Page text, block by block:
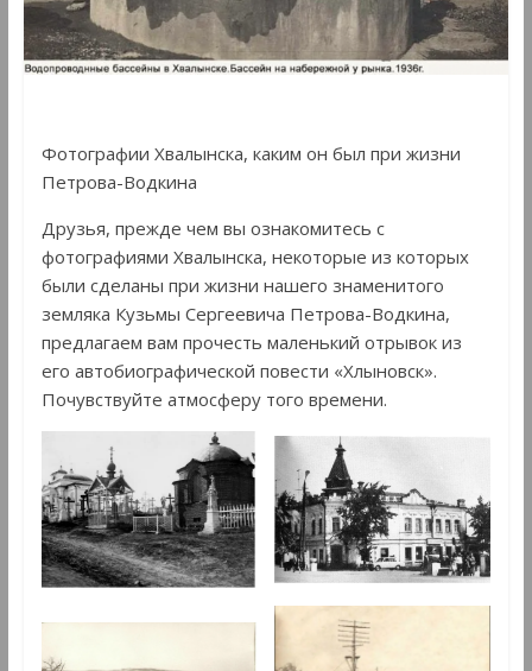
Фотографии Хвалынска, каким он был при жизни
Петрова-Водкина
Друзья, прежде чем вы ознакомитесь с
фотографиями Хвалынска, некоторые из которых
были сделаны при жизни нашего знаменитого
земляка Кузьмы Сергеевича Петрова-Водкина,
предлагаем вам прочесть маленький отрывок из
его автобиографической повести «Хлыновск».
Почувствуйте атмосферу того времени.